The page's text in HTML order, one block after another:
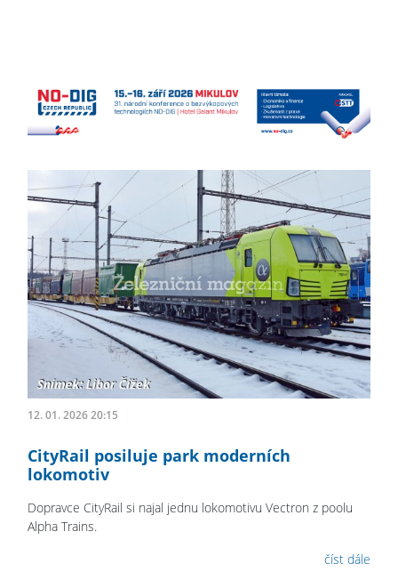
12. 01. 2026 20:15
CityRail posiluje park moderních
lokomotiv
Dopravce CityRail si najal jednu lokomotivu Vectron z poolu
Alpha Trains.
číst dále